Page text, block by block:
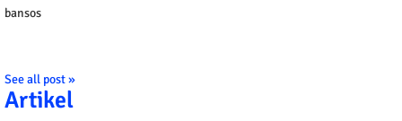
bansos
See all post »
Artikel